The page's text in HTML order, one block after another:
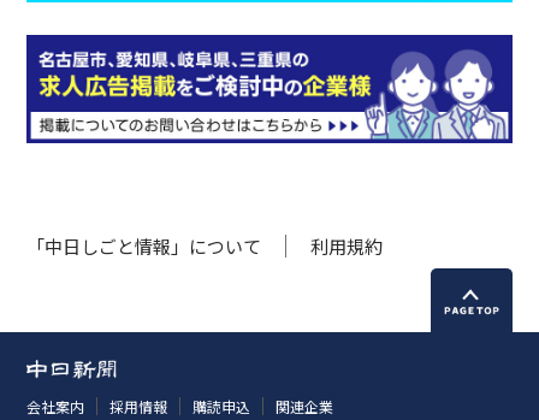
「中日しごと情報」について 利用規約
会社案内 採用情報 購読申込 関連企業